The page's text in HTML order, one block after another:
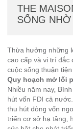
THE
SỐNG
Thừa hưởng những
cao cấp và vị trí đắc
cuộc sống thuận
Quy hoạch mở lối
Nhiều năm nay,
hút vốn FDI cả
thu hút dòng vốn
triển cơ sở hạ tầng,